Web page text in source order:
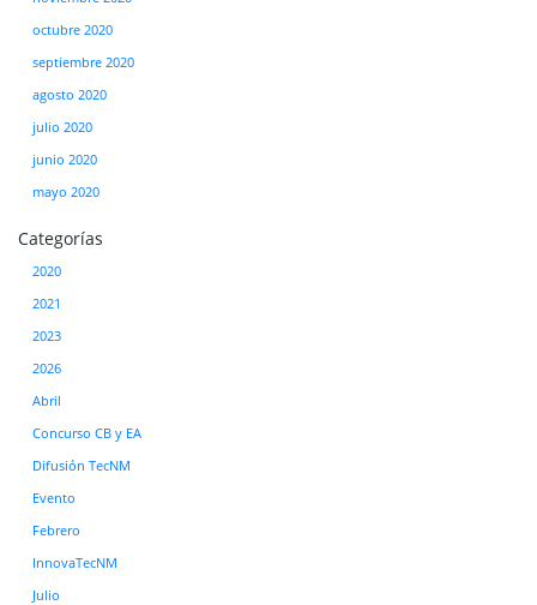
octubre 2020
septiembre 2020
agosto 2020
julio 2020
junio 2020
mayo 2020
Categorías
2020
2021
2023
2026
Abril
Concurso CB y EA
Difusión TecNM
Evento
Febrero
InnovaTecNM
Julio